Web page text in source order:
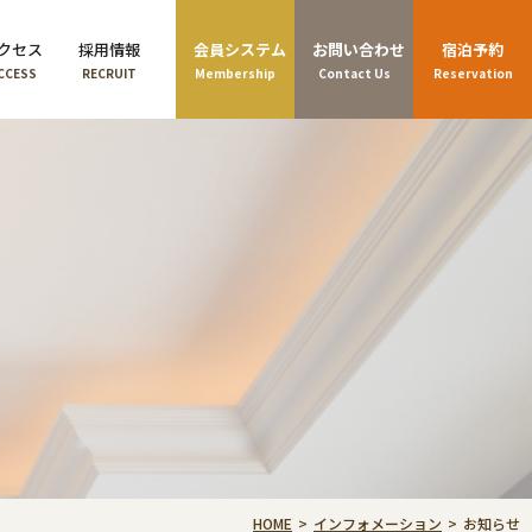
セス 採用情報
RECRUIT
会員システム
Membership
お問い合わせ
Contact Us
宿泊予約
Reservation
HOME インフォメーション お知らせ